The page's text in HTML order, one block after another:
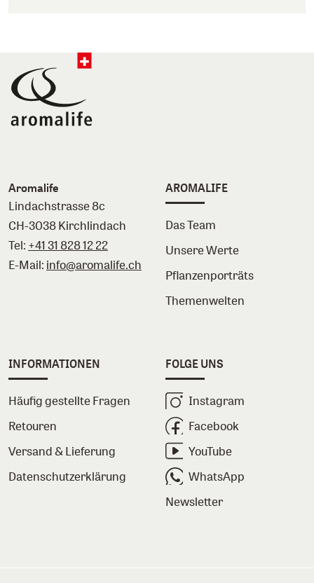
Aromalife
Lindachstrasse 8c
CH-3038 Kirchlindach
Tel: +41 31 828 12 22
E-Mail: info@aromalife.ch
AROMALIFE
Das Team
Unsere Werte
Pflanzenporträts
Themenwelten
INFORMATIONEN
Häufig gestellte Fragen
Retouren
Versand & Lieferung
Datenschutzerklärung
FOLGE UNS
Instagram
Facebook
YouTube
WhatsApp
Newsletter